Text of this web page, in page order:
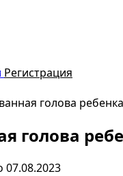
Регистрация
голова ребенка
голова
07.08.2023